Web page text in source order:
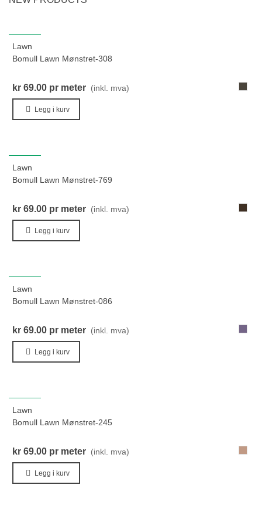
Lawn
Bomull Lawn Mønstret-308
kr 69.00 pr meter (inkl. mva)
Legg i kurv
Lawn
Bomull Lawn Mønstret-769
kr 69.00 pr meter (inkl. mva)
Legg i kurv
Lawn
Bomull Lawn Mønstret-086
kr 69.00 pr meter (inkl. mva)
Legg i kurv
Lawn
Bomull Lawn Mønstret-245
kr 69.00 pr meter (inkl. mva)
Legg i kurv